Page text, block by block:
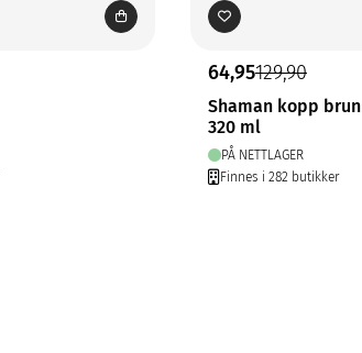
64,95129,90
Shaman kopp brun
320 ml
PÅ NETTLAGER
Finnes i 282 butikker